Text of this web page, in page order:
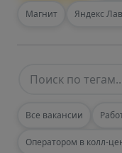
Магнит Яндекс
Все вакансии
Оператором в колл-